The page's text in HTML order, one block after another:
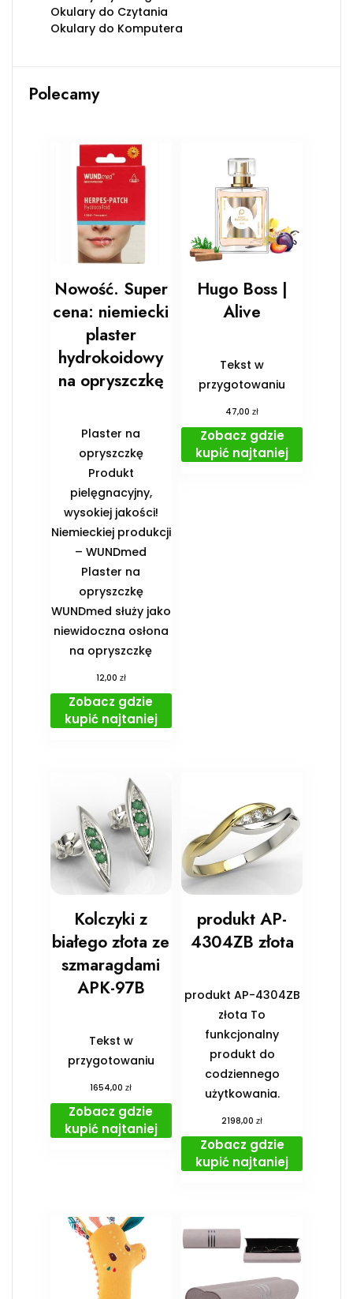
Okulary do Czytania
Okulary do Komputera
Polecamy
Nowość. Super
cena: niemiecki
plaster
hydrokoidowy
na opryszczkę
Plaster na
opryszczkę
Produkt
pielęgnacyjny,
wysokiej jakości!
Niemieckiej produkcji
– WUNDmed
Plaster na
opryszczkę
WUNDmed służy jako
niewidoczna osłona
na opryszczkę
12,00 zł
Zobacz gdzie
kupić najtaniej
Hugo Boss |
Alive
Tekst w
przygotowaniu
47,00zł
Zobacz gdzie
kupić najtaniej
Kolczyki z
białego złota ze
szmaragdami
APK-97B
Tekst w
przygotowaniu
1654,00zł
Zobacz gdzie
kupić najtaniej
produkt AP-
4304ZB złota
produkt AP-4304ZB
złota To
funkcjonalny
produkt do
codziennego
użytkowania.
2198,00zł
Zobacz gdzie
kupić najtaniej